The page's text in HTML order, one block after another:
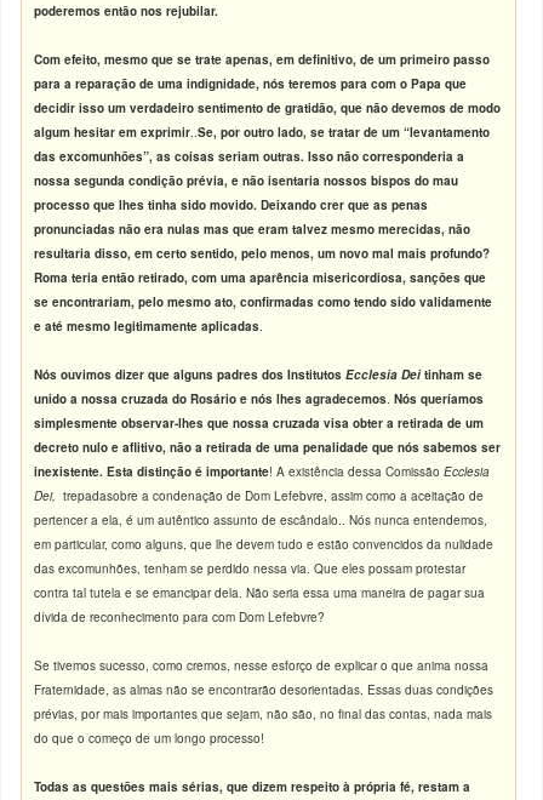
poderemos então nos rejubilar.
Com efeito, mesmo que se trate apenas, em definitivo, de um primeiro passo
para a reparação de uma indignidade, nós teremos para com o Papa que
decidir isso um verdadeiro sentimento de gratidão, que não devemos de modo
algum hesitar em exprimir..Se, por outro lado, se tratar de um “levantamento
das excomunhões”, as coisas seriam outras. Isso não corresponderia a
nossa segunda condição prévia, e não isentaria nossos bispos do mau
processo que lhes tinha sido movido. Deixando crer que as penas
pronunciadas não era nulas mas que eram talvez mesmo merecidas, não
resultaria disso, em certo sentido, pelo menos, um novo mal mais profundo?
Roma teria então retirado, com uma aparência misericordiosa, sanções que
se encontrariam, pelo mesmo ato, confirmadas como tendo sido validamente
e até mesmo legitimamente aplicadas.
Nós ouvimos dizer que alguns padres dos InstitutosEcclesia Deitinham se
unido a nossa cruzada do Rosário e nós lhes agradecemos.Nós queríamos
simplesmente observar-lhes que nossa cruzada visa obter a retirada de um
decreto nulo e aflitivo, não a retirada de uma penalidade que nós sabemos ser
inexistente. Esta distinção é importante! A existência dessa ComissãoEcclesia
Dei,trepadasobre a condenação de Dom Lefebvre, assim como a aceitação de
pertencer a ela, é um autêntico assunto de escândalo.. Nós nunca entendemos,
em particular, como alguns, que lhe devem tudo e estão convencidos da nulidade
das excomunhões, tenham se perdido nessa via. Que eles possam protestar
contra tal tutela e se emancipar dela. Não seria essa uma maneira de pagar sua
dívida de reconhecimento para com Dom Lefebvre?
Se tivemos sucesso, como cremos, nesse esforço de explicar o que anima nossa
Fraternidade, as almas não se encontrarão desorientadas. Essas duas condições
prévias, por mais importantes que sejam, não são, no final das contas, nada mais
do que o começo de um longo processo!
Todas as questões mais sérias, que dizem respeito à própria fé, restam a